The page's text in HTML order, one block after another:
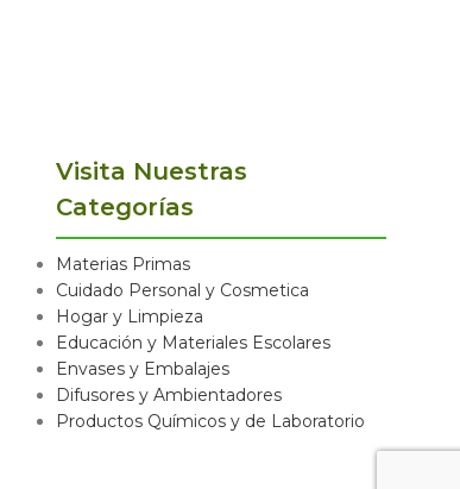
Visita Nuestras
Categorías
Materias Primas
Cuidado Personal y Cosmetica
Hogar y Limpieza
Educación y Materiales Escolares
Envases y Embalajes
Difusores y Ambientadores
Productos Químicos y de Laboratorio